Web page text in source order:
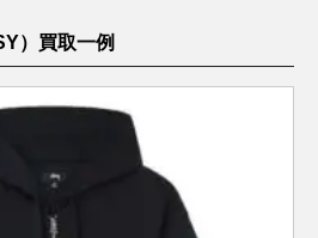
）買取一例